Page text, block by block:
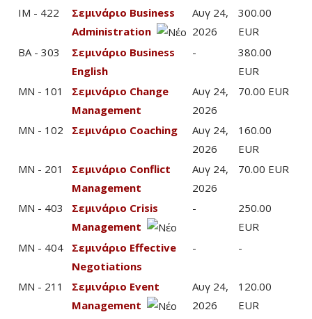
IM - 422
Σεμινάριο Business
Administration
Αυγ 24,
2026
300.00
EUR
BA - 303
Σεμινάριο Business
English
-
380.00
EUR
MN - 101
Σεμινάριο Change
Management
Αυγ 24,
2026
70.00 EUR
MN - 102 Σεμινάριο Coaching
Αυγ 24,
2026
160.00
EUR
MN - 201
Σεμινάριο Conflict
Management
Αυγ 24,
2026
70.00 EUR
MN - 403
Σεμινάριο Crisis
Management
-
250.00
EUR
MN - 404
Σεμινάριο Effective
Negotiations
- -
MN - 211
Σεμινάριο Event
Management
Αυγ 24,
2026
120.00
EUR